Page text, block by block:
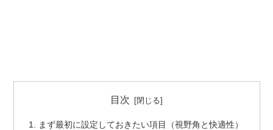
目次
まず最初に設定しておきたい項目（視野角と快適性）